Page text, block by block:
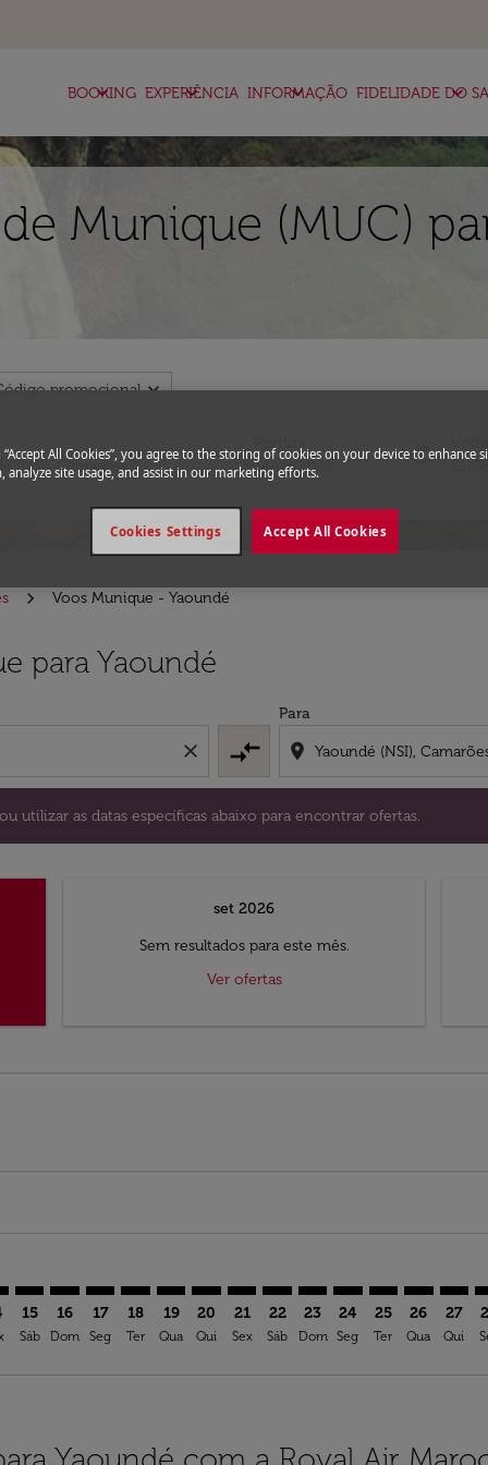
BOOKING
keyboard_arrow_down EXPERIÊNCIA
keyboard_arrow_down INFORMAÇÃO
keyboard_arrow_down FIDELIDADE DO
keyboard_arrow_down
Munique (MUC)
promocionalexpand_more
close
fc-booking-departure-date-aria-
14/08/2026
today
fc-
Voos Munique - Yaoundé
para Yaoundé
close compare_arrows
Para
location_on
utilizar as datas específicas abaixo para encontrar ofertas.
ou utilizar as datas específicas abaixo para encontrar
set 2026
Sem resultados para este mês.
Ver ofertas
15
Sáb
16
Dom
17
Seg
18
Ter
19
Qua
20
Qui
MUC–NSI: cmp-view-offers-
21
Sex
MUC–NSI: cmp-view-
22
Sáb
MUC–NSI: cmp-view-
23
Dom
MUC–NSI: cmp-
24
Seg
MUC–NSI:
25
Ter
26
Qua
27
Qui
“Accept All Cookies”, you agree to the storing of cookies on your device to enhance
analyze site usage, and assist in our marketing efforts.
Accept All Cookies
Cookies Settings